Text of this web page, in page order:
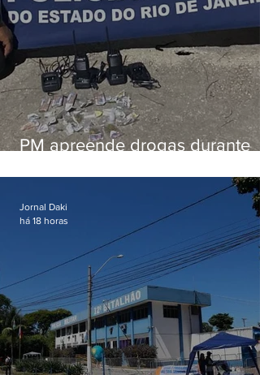
PM apreende drogas durante
Jornal Daki
há 18 horas